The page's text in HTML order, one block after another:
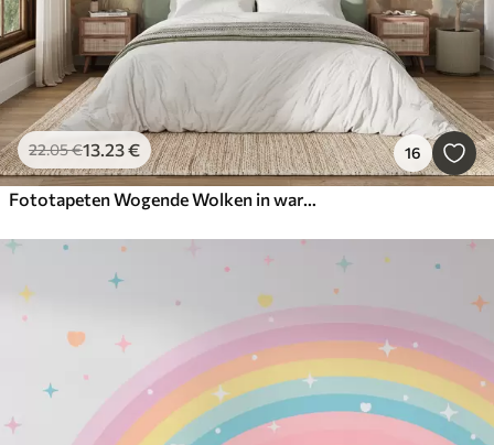
22.05€13.23€ 16
Fototapeten Wogende Wolken in warmen Creme-, zarten Pfirsich- und blassen\ vor einem tiefblauen Himmel